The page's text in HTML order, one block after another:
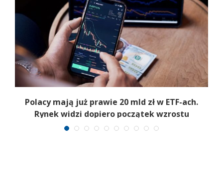
Polacy mają już prawie 20 mld zł w ETF-ach.
Rynek widzi dopiero początek wzrostu